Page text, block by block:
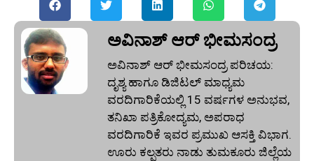
ಅವಿನಾಶ್‌ ಆರ್‌ ಭೀಮಸಂದ್ರ
ಅವಿನಾಶ್‌ ಆರ್‌ ಭೀಮಸಂದ್ರ ಪರಿಚಯ:
ದೃಶ್ಯ ಹಾಗೂ ಡಿಜಿಟಲ್ ಮಾಧ್ಯಮ
ವರದಿಗಾರಿಕೆಯಲ್ಲಿ 15 ವರ್ಷಗಳ ಅನುಭವ,
ತನಿಖಾ ಪತ್ರಿಕೋದ್ಯಮ, ಅಪರಾಧ
ವರದಿಗಾರಿಕೆ ಇವರ ಪ್ರಮುಖ ಆಸಕ್ತಿ ವಿಭಾಗ.
ಊರು ಕಲ್ಪತರು ನಾಡು ತುಮಕೂರು ಜಿಲ್ಲೆಯ